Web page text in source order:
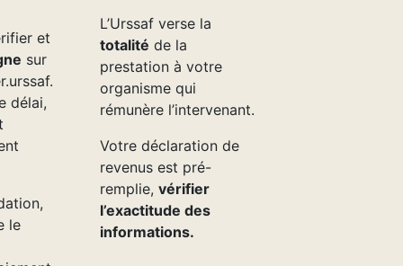
et
sur
délai,
le
L’Urssaf verse la
totalité de la
prestation à votre
organisme qui
rémunère l’intervenant.
Votre déclaration de
revenus est pré-
remplie, vérifier
l’exactitude des
informations.